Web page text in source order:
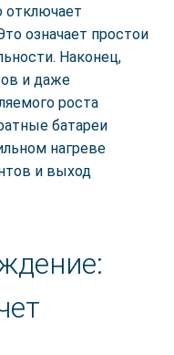
отключает
означает простои
Наконец,
и даже
роста
батареи
нагреве
и выход